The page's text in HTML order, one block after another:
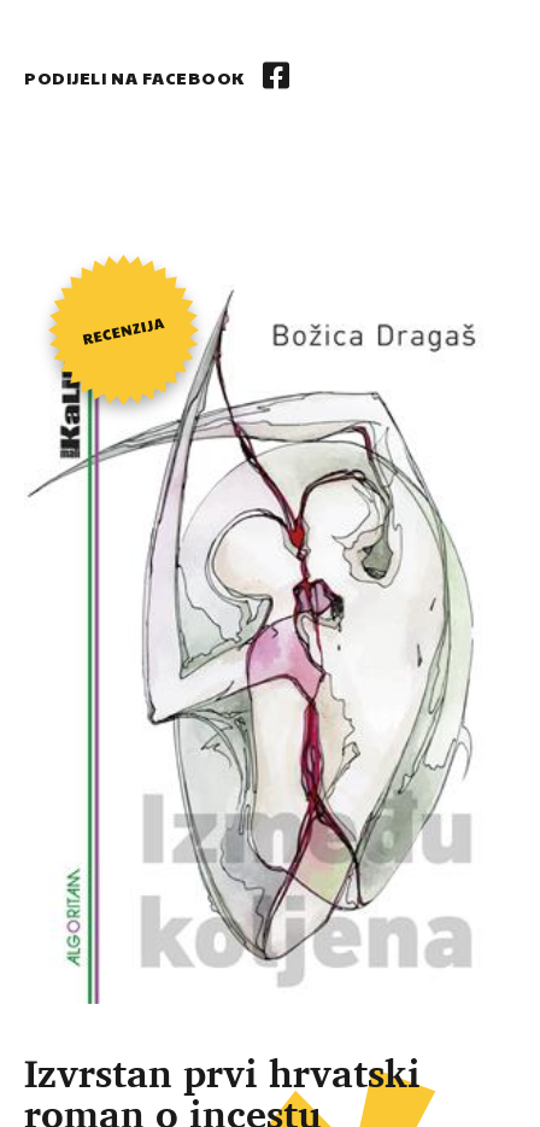
PODIJELI NA FACEBOOK
Izvrstan prvi hrvatski
roman o incestu